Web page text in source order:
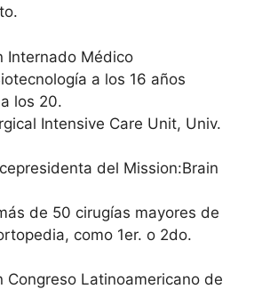
Internado Médico
a los 16 años
los 20.
Intensive Care Unit, Univ.
del Mission:Brain
de 50 cirugías mayores de
como 1er. o 2do.
Congreso Latinoamericano de